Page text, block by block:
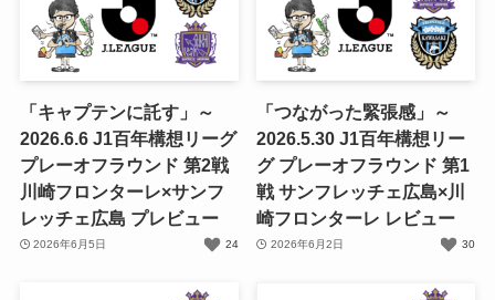
「キャプテンに託す」～
2026.6.6 J1百年構想リーグ
プレーオフラウンド 第2戦
川崎フロンターレ×サンフ
レッチェ広島 プレビュー
2026年6月5日 24
「つながった緊張感」～
2026.5.30 J1百年構想リー
グ プレーオフラウンド 第1
戦 サンフレッチェ広島×川
崎フロンターレ レビュー
2026年6月2日 30